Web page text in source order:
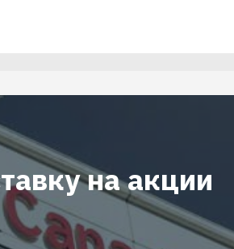
на акции